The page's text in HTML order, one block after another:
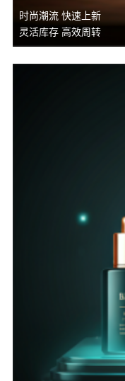
时尚潮流 快速上新
灵活库存 高效周转